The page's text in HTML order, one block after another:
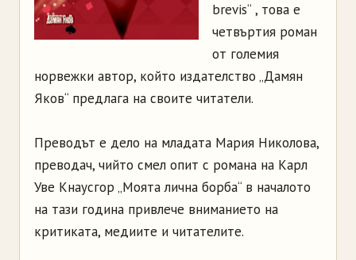
brevis“ , това е
четвъртия роман
от големия
норвежки автор, който издателство „Дамян
Яков“ предлага на своите читатели.
Преводът е дело на младата Мария Николова,
преводач, чийто смел опит с романа на Карл
Уве Кнаусгор „Моята лична борба“ в началото
на тази година привлече вниманието на
критиката, медиите и читателите.